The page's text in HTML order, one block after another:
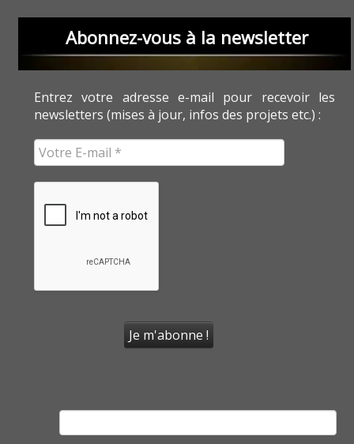
Abonnez-vous à la newsletter
Entrez votre adresse e-mail pour recevoir les
newsletters (mises à jour, infos des projets etc.) :